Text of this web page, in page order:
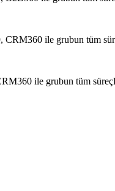
ile grubun tüm
ile grubun tüm